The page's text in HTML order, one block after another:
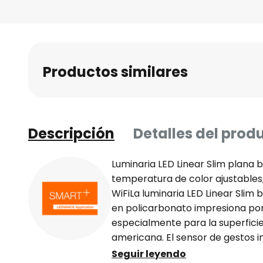
galería
Productos similares
Descripción Detalles del
Luminaria LED Linear Slim
temperatura de color
WiFiLa luminaria LED Linear
en policarbonato impresiona
especialmente para la
americana. El sensor de gestos
conmutación sin contacto
Seguir leyendo